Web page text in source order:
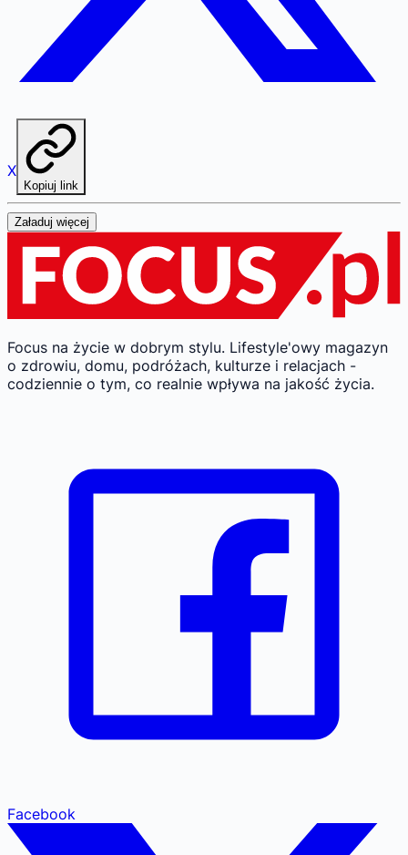
X
Kopiuj link
Załaduj więcej
Focus na życie w dobrym stylu. Lifestyle'owy magazyn
o zdrowiu, domu, podróżach, kulturze i relacjach -
codziennie o tym, co realnie wpływa na jakość życia.
Facebook